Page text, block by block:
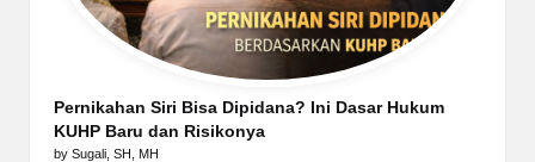
Pernikahan Siri Bisa Dipidana? Ini Dasar Hukum
KUHP Baru dan Risikonya
by Sugali, SH, MH